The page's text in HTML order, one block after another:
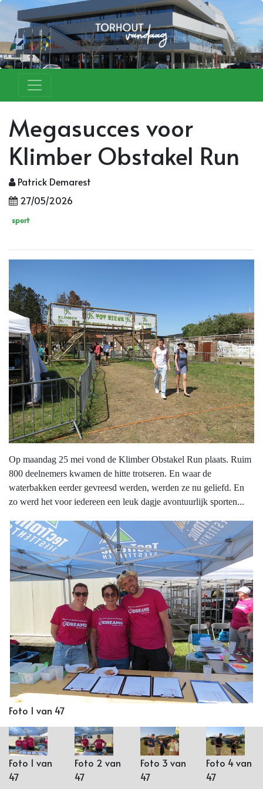
Megasucces voor
Klimber Obstakel Run
Patrick Demarest
27/05/2026
sport
Op maandag 25 mei vond de Klimber Obstakel Run plaats. Ruim
800 deelnemers kwamen de hitte trotseren. En waar de
waterbakken eerder gevreesd werden, werden ze nu geliefd. En
zo werd het voor iedereen een leuk dagje avontuurlijk sporten...
Foto 1 van 47
Foto 1 van
47
Foto 2 van
47
Foto 3 van
47
Foto 4 van
47